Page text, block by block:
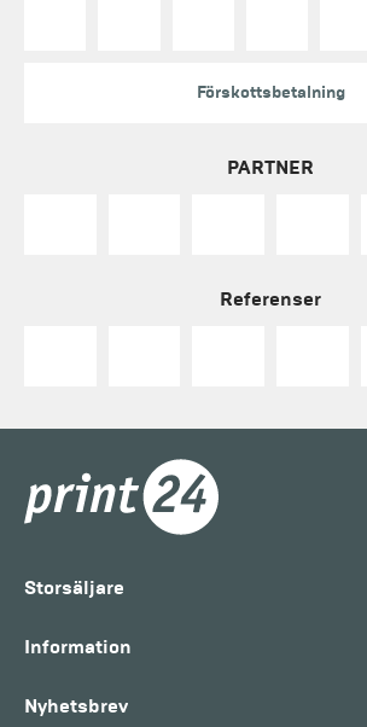
Förskottsbetalning
PARTNER
Referenser
Storsäljare
Information
Nyhetsbrev